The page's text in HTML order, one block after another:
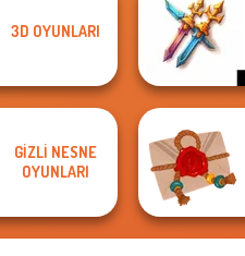
Cut The Rope
Elevator Fight
3D OYUNLARI
GIZLI NESNE
OYUNLARI